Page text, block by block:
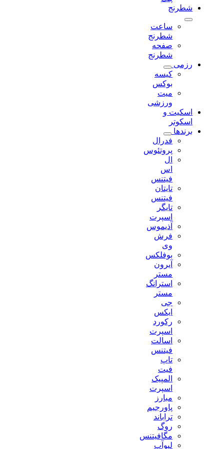
شطرنج
ساعت
شطرنج
صفحه
شطرنج
رزمی
کیسه
بوکس
میت
ورزشی
اسکیت و
اسکوتر
برندها
فدرال
پروتئوس
فیتنس
تایتان
فیتنس
تایگر
اسپرت
آذیموس
فرش
بوفلکس
آیرون
استرانگ
جی
رکورد
اسپرت
اسالت
فیتنس
تاپ
المپیک
اسپرت
مبارز
پاورجیم
تراباند
روگ
مگافیتنس
لیوآپ